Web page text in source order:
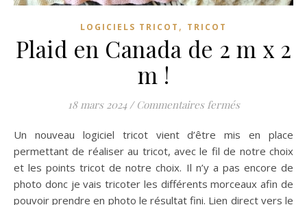
LOGICIELS TRICOT , TRICOT
Plaid en Canada de 2 m x 2
m !
18 mars 2024 / Commentaires ferméssur Plaid en
Un nouveau logiciel tricot vient d’être mis en place
permettant de réaliser au tricot, avec le fil de notre choix
et les points tricot de notre choix. Il n’y a pas encore de
photo donc je vais tricoter les différents morceaux afin de
pouvoir prendre en photo le résultat fini. Lien direct vers le